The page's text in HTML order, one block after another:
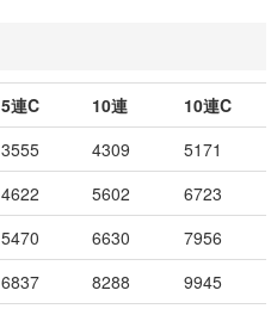
5連C 10連
10連C
3555 4309
5171
4622 5602
6723
5470 6630
7956
6837 8288
9945